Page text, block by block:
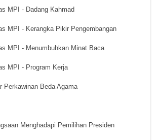
MPI - Dadang Kahmad
MPI - Kerangka Pikir Pengembangan
MPI - Menumbuhkan Minat Baca
MPI - Program Kerja
Perkawinan Beda Agama
Menghadapi Pemilihan Presiden